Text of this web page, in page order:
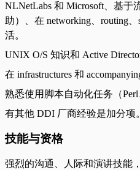
NLNetLabs 和 Microsoft、基
助）、在 networking、routing
活。
UNIX O/S 知识和 Active
在 infrastructures 和
熟悉使用脚本自动化任务（Perl
有其他 DDI 厂商经验是加分项。
技能与资格
强烈的沟通、人际和演讲技能